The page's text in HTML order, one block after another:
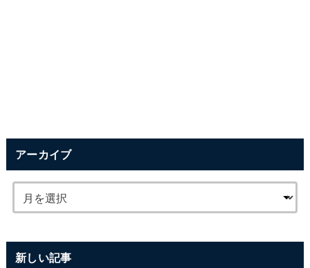
アーカイブ
新しい記事